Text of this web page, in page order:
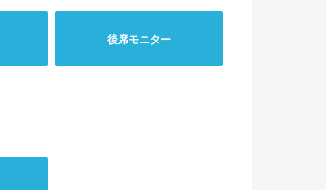
後席モニター